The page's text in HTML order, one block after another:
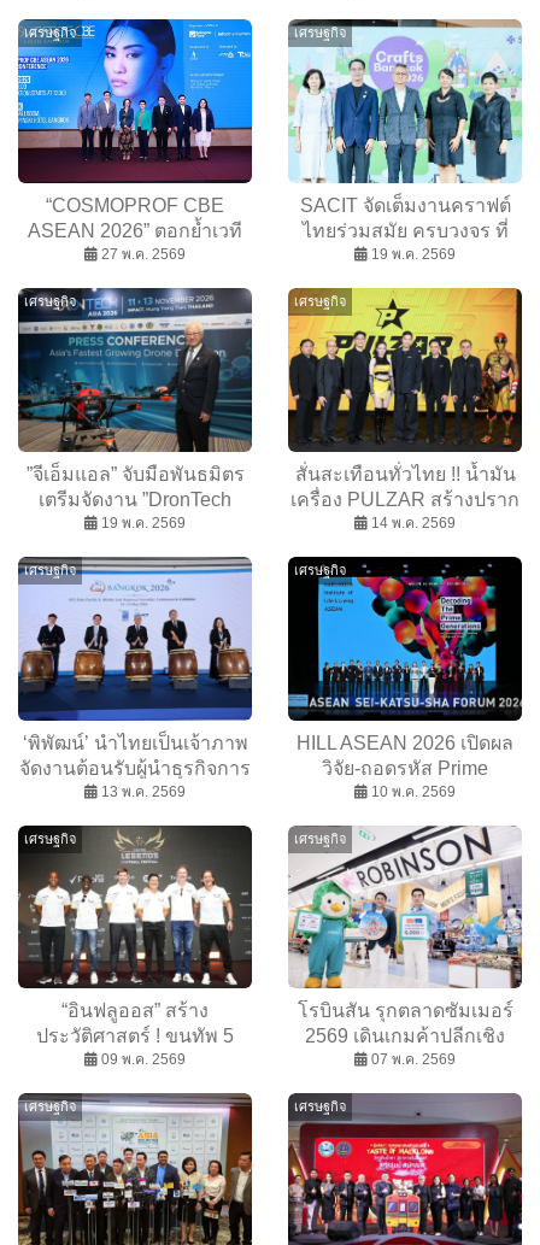
สร้างภูมิคุ้มกัน
2026
เศรษฐกิจ
“COSMOPROF CBE
ASEAN 2026” ตอกย้ำเวที
ความงามระดับโลก เปิด
เติบโตอย่างรวดเร็ว
27 พ.ค. 2569
เศรษฐกิจ
SACIT จัดเต็มงานคราฟต์
ไทยร่วมสมัย ครบวงจร ที่
“Crafts Bangkok 2026”
19 พ.ค. 2569
เศรษฐกิจ
”จีเอ็มแอล” จับมือพันธมิตร
เตรีมจัดงาน ”DronTech
Asia 2026” ยกระดับ ”โดรน”
เศรษฐกิจ
19 พ.ค. 2569
เศรษฐกิจ
สั่นสะเทือนทั่วไทย !! น้ำมัน
เครื่อง PULZAR สร้างปราก
ฎการณ์ รีแบรนด์ปรับภาพ
หนุ่ม กรรชัย – ลำไย ” นั่งพรี
เซนเตอร์
14 พ.ค. 2569
เศรษฐกิจ
‘พิพัฒน์’ นำไทยเป็นเจ้าภาพ
จัดงานต้อนรับผู้นำธุรกิจการ
บินโลก โชว์ความพร้อมท่า
การบินภูมิภาค
13 พ.ค. 2569
เศรษฐกิจ
HILL ASEAN 2026 เปิดผล
วิจัย-ถอดรหัส Prime
Generations อินไซต์สำคัญ
อนาคตทิศทางตลาด
10 พ.ค. 2569
เศรษฐกิจ
“อินฟลูออส” สร้าง
ประวัติศาสตร์ ! ขนทัพ 5
ตำนานแข้งโลกบุกไทย ใน
Festival 2026”
09 พ.ค. 2569
เศรษฐกิจ
โรบินสัน รุกตลาดซัมเมอร์
2569 เดินเกมค้าปลีกเชิง
ประสบการณ์ เปิดแคมเปญ
SUMMER FEST”
07 พ.ค. 2569
เศรษฐกิจ เศรษฐกิจ